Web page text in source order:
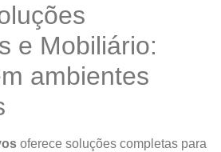
e Mobiliário:
ambientes
oferece soluções completas para